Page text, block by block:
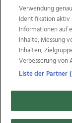
Weitere
TV1 di-
Life Radio
OÖN Karriere
Verwendung
Identifikation aktiv
Informationen auf
Inhalte, Messung
Inhalten,
Verbesserung von
Liste der Partner